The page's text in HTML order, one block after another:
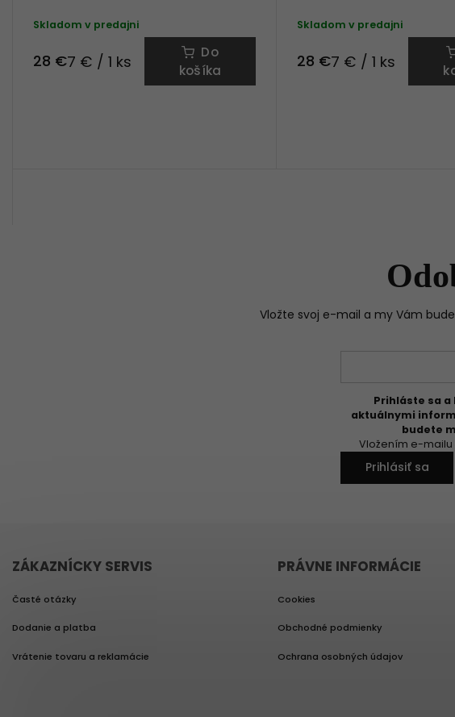
Skladom v predajni
28 €7 € / 1 ks
Do
košíka
Skladom v predajni
28 €7 € / 1 ks
Vložte svoj e-mail a my Vám
Prihláste sa
aktuálnymi
budete
Vložením e-mailu
Prihlásiť sa
ZÁKAZNÍCKY SERVIS
Časté otázky
Dodanie a platba
Vrátenie tovaru a reklamácie
PRÁVNE INFORMÁCIE
Cookies
Obchodné podmienky
Ochrana osobných údajov